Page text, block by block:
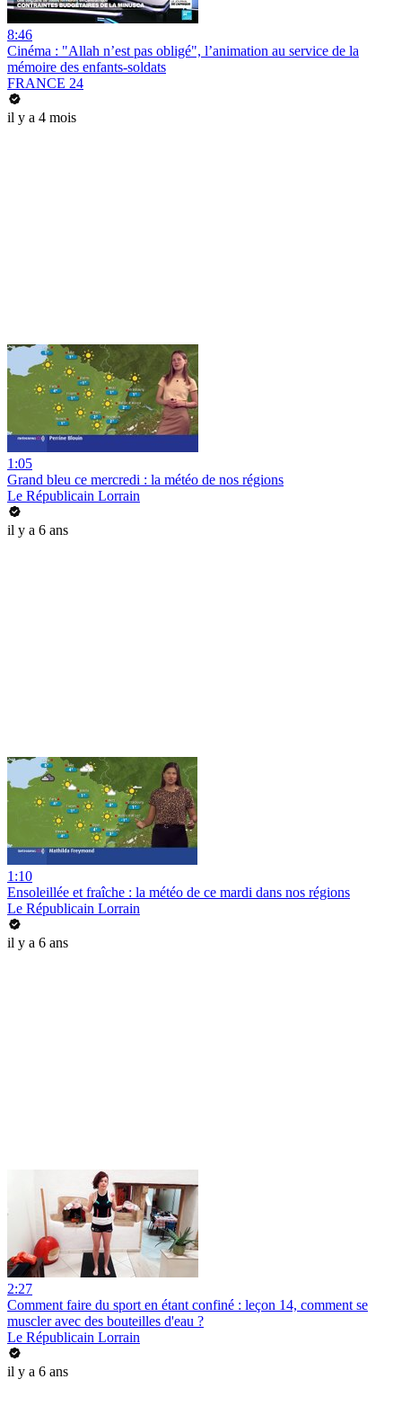
8:46
Cinéma : "Allah n’est pas obligé", l’animation au service de la
mémoire des enfants-soldats
FRANCE 24
il y a 4 mois
1:05
Grand bleu ce mercredi : la météo de nos régions
Le Républicain Lorrain
il y a 6 ans
1:10
Ensoleillée et fraîche : la météo de ce mardi dans nos régions
Le Républicain Lorrain
il y a 6 ans
2:27
Comment faire du sport en étant confiné : leçon 14, comment se
muscler avec des bouteilles d'eau ?
Le Républicain Lorrain
il y a 6 ans